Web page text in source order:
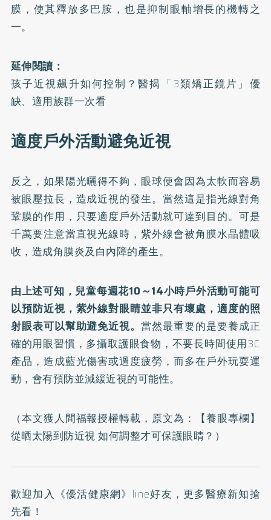
膜，使其釋放多巴胺，也是抑制眼軸增長的機轉之
一。
延伸閱讀：
孩子近視飆升如何控制？醫揭「3類矯正鏡片」優
缺、適用族群一次看
適度戶外活動避免近視
反之，如果陽光曬得不夠，眼球便會因為太軟而容易
被眼壓拉長，造成近視的發生。當然這是指光線對角
鞏膜的作用，只要適度戶外活動就可達到目的。可是
千萬要注意當直視光線時，紫外線會被角膜水晶體吸
收，造成角膜炎及白內障的產生。
由上述可知，兒童每週花10～14小時戶外活動可能可
以預防近視，紫外線對眼睛並非只有壞處，適度的照
射眼表可以幫助避免近視。當然最重要的是要養成正
確的用眼習慣，多攝取護眼食物，不要長時間使用3C
產品，造成藍光傷害或過度疲勞，而多在戶外玩耍運
動，會有預防並減緩近視的可能性。
（本文獲人間福報授權轉載，原文為：
【養眼專欄】
從晒太陽到防近視 如何調整才可保護眼睛？ ）
歡迎加入 《優活健康網》line好友 ，更多醫療新知搶
先看！